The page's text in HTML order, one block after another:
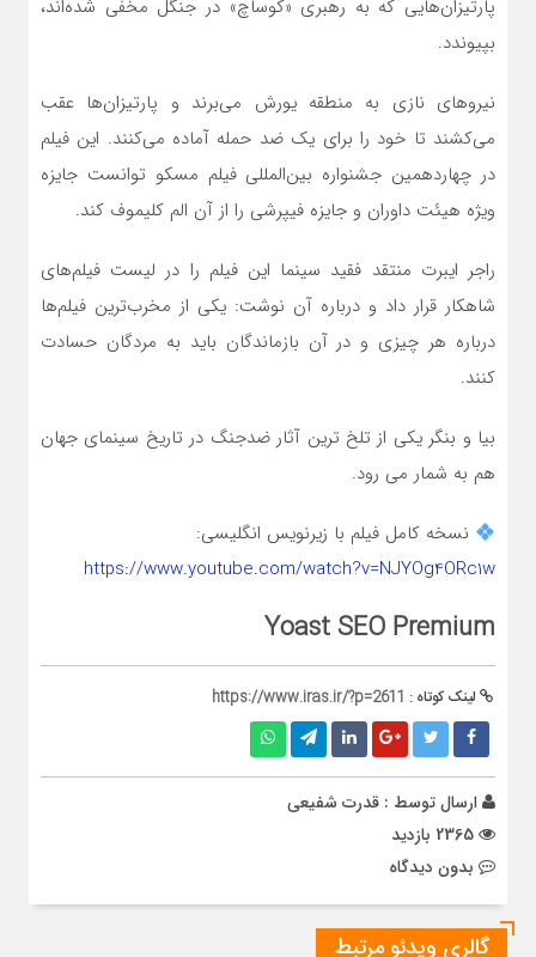
پارتیزان‌هایی که به رهبری «کوساچ» در جنگل مخفی شده‌اند،
بپیوندد.
نیروهای نازی به منطقه یورش می‌برند و پارتیزان‌ها عقب
می‌کشند تا خود را برای یک ضد حمله آماده می‌کنند. این فیلم
در چهاردهمین جشنواره بین‌المللی فیلم مسکو توانست جایزه
ویژه هیئت داوران و جایزه فیپرشی را از آن الم کلیموف کند.
راجر ایبرت منتقد فقید سینما این فیلم را در لیست فیلم‌های
شاهکار قرار داد و درباره آن نوشت: یکی از مخرب‌ترین فیلم‌ها
درباره هر چیزی و در آن بازماندگان باید به مردگان حسادت
کنند.
بیا و بنگر یکی از تلخ ترین آثار ضدجنگ در تاریخ سینمای جهان
هم به شمار می رود.
نسخه کامل فیلم با زیرنویس انگلیسی:
https://www.youtube.com/watch?v=NJYOg4ORc1w
Yoast SEO Premium
لینک کوتاه : https://www.iras.ir/?p=2611
ارسال توسط : قدرت شفیعی
بدون دیدگاه
گالری ویدئو مرتبط